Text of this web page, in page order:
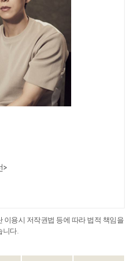
>
이용시 저작권법 등에 따라 법적 책임을
니다.